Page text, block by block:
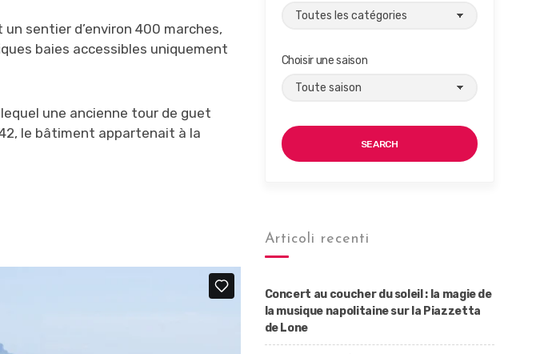
sentier d’environ 400 marches,
baies accessibles uniquement
une ancienne tour de guet
le bâtiment appartenait à la
Choisir une saison
SEARCH
Articoli recenti
Concert au coucher du soleil : la magie de
la musique napolitaine sur la Piazzetta
de Lone